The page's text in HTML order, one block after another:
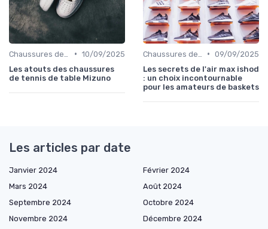
• 10/09/2025
Les atouts des chaussures
de tennis de table Mizuno
• 09/09/2025
Les secrets de l'air max ishod
: un choix incontournable
pour les amateurs de baskets
Les articles par date
Janvier 2024
Février 2024
Mars 2024
Août 2024
Septembre 2024
Octobre 2024
Novembre 2024
Décembre 2024